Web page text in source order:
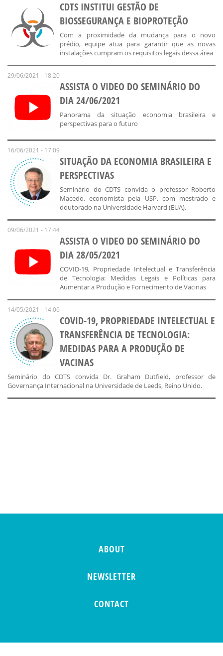
CDTS INSTITUI GESTÃO DE
BIOSSEGURANÇA E BIOPROTEÇÃO
Com a proximidade da mudança para o novo
prédio, equipe atua para garantir que as novas
instalações cumpram os requisitos legais dessa área
29/06/2021 - 18:20
ASSISTA O VIDEO DO SEMINÁRIO DO
DIA 24/06/2021
Panorama da situação economia brasileira e
perspectivas para o futuro
16/06/2021 - 17:09
SITUAÇÃO DA ECONOMIA BRASILEIRA E
PERSPECTIVAS
Seminário do CDTS convida o professor Roberto
Macedo, economista pela USP, com mestrado e
doutorado na Universidade Harvard (EUA).
09/06/2021 - 17:44
ASSISTA O VIDEO DO SEMINÁRIO DO
DIA 28/05/2021
COVID-19, Propriedade Intelectual e Transferência
de Tecnologia: Medidas Legais e Políticas para
Aumentar a Produção e Fornecimento de Vacinas
14/05/2021 - 14:06
COVID-19, PROPRIEDADE INTELECTUAL E
TRANSFERÊNCIA DE TECNOLOGIA:
MEDIDAS PARA A PRODUÇÃO DE
VACINAS
Seminário do CDTS convida Dr. Graham Dutfield, professor de
Governança Internacional na Universidade de Leeds, Reino Unido.
ABOUT
NEWSLETTER
CONTACT